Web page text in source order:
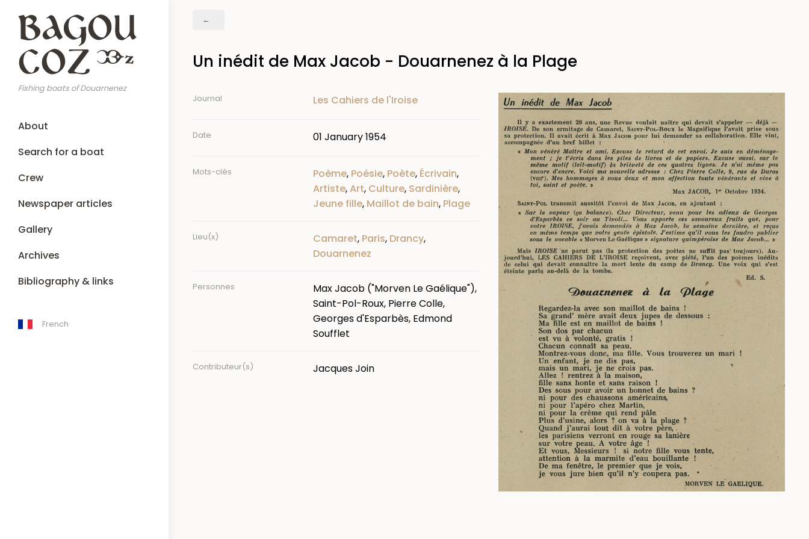
main
content
Fishing boats of Douarnenez
MainAbout
Search for a boat
Crew
Newspaper articles
Gallery
Archives
Bibliography & links
French
Breadcrumb
Un inédit de Max Jacob - Douarnenez à la Plage
Journal Les Cahiers de l'Iroise
Date 01 January 1954
Mots-clés Poème, Poésie, Poète, Écrivain,
Artiste,Art, Culture, Sardinière,
Jeune fille, Maillot de bain, Plage
Lieu(x) Camaret, Paris, Drancy,
Douarnenez
Personnes
Max Jacob ("Morven Le Gaélique"),
Saint-Pol-Roux, Pierre Colle,
Georges d'Esparbès, Edmond
Soufflet
Contributeur(s) Jacques Join
Image